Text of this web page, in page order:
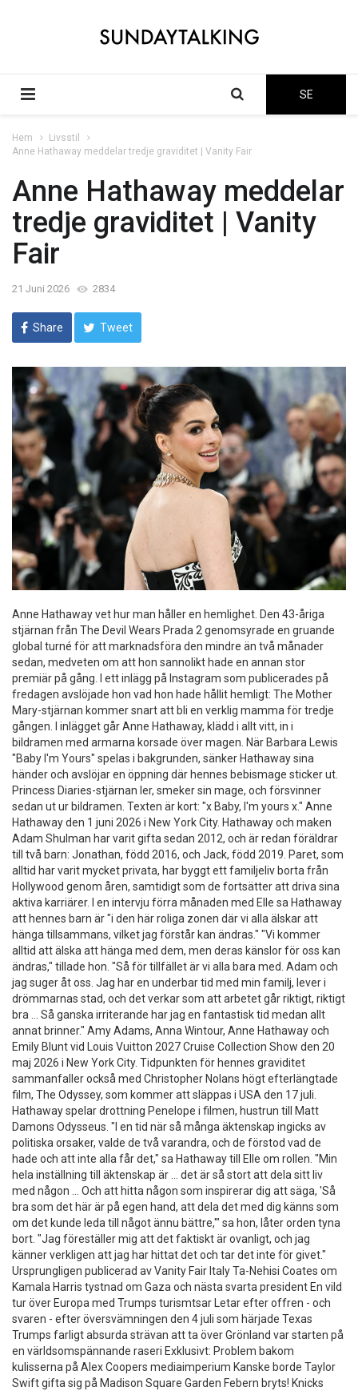
SE
Hem
Livsstil
Anne Hathaway meddelar tredje graviditet | Vanity Fair
Anne Hathaway meddelar
tredje graviditet | Vanity
Fair
21 Juni 2026 2834
Share Tweet
Anne Hathaway vet hur man håller en hemlighet. Den 43-åriga
stjärnan från The Devil Wears Prada 2 genomsyrade en gruande
global turné för att marknadsföra den mindre än två månader
sedan, medveten om att hon sannolikt hade en annan stor
premiär på gång. I ett inlägg på Instagram som publicerades på
fredagen avslöjade hon vad hon hade hållit hemligt: The Mother
Mary-stjärnan kommer snart att bli en verklig mamma för tredje
gången. I inlägget går Anne Hathaway, klädd i allt vitt, in i
bildramen med armarna korsade över magen. När Barbara Lewis
"Baby I'm Yours" spelas i bakgrunden, sänker Hathaway sina
händer och avslöjar en öppning där hennes bebismage sticker ut.
Princess Diaries-stjärnan ler, smeker sin mage, och försvinner
sedan ut ur bildramen. Texten är kort: "x Baby, I'm yours x." Anne
Hathaway den 1 juni 2026 i New York City. Hathaway och maken
Adam Shulman har varit gifta sedan 2012, och är redan föräldrar
till två barn: Jonathan, född 2016, och Jack, född 2019. Paret, som
alltid har varit mycket privata, har byggt ett familjeliv borta från
Hollywood genom åren, samtidigt som de fortsätter att driva sina
aktiva karriärer. I en intervju förra månaden med Elle sa Hathaway
att hennes barn är "i den här roliga zonen där vi alla älskar att
hänga tillsammans, vilket jag förstår kan ändras." "Vi kommer
alltid att älska att hänga med dem, men deras känslor för oss kan
ändras," tillade hon. "Så för tillfället är vi alla bara med. Adam och
jag suger åt oss. Jag har en underbar tid med min familj, lever i
drömmarnas stad, och det verkar som att arbetet går riktigt, riktigt
bra … Så ganska irriterande har jag en fantastisk tid medan allt
annat brinner." Amy Adams, Anna Wintour, Anne Hathaway och
Emily Blunt vid Louis Vuitton 2027 Cruise Collection Show den 20
maj 2026 i New York City. Tidpunkten för hennes graviditet
sammanfaller också med Christopher Nolans högt efterlängtade
film, The Odyssey, som kommer att släppas i USA den 17 juli.
Hathaway spelar drottning Penelope i filmen, hustrun till Matt
Damons Odysseus. "I en tid när så många äktenskap ingicks av
politiska orsaker, valde de två varandra, och de förstod vad de
hade och att inte alla får det," sa Hathaway till Elle om rollen. "Min
hela inställning till äktenskap är ... det är så stort att dela sitt liv
med någon ... Och att hitta någon som inspirerar dig att säga, 'Så
bra som det här är på egen hand, att dela det med dig känns som
om det kunde leda till något ännu bättre,'" sa hon, låter orden tyna
bort. "Jag föreställer mig att det faktiskt är ovanligt, och jag
känner verkligen att jag har hittat det och tar det inte för givet."
Ursprungligen publicerad av Vanity Fair Italy Ta-Nehisi Coates om
Kamala Harris tystnad om Gaza och nästa svarta president En vild
tur över Europa med Trumps turismtsar Letar efter offren - och
svaren - efter översvämningen den 4 juli som härjade Texas
Trumps farligt absurda strävan att ta över Grönland var starten på
en världsomspännande raseri Exklusivt: Problem bakom
kulisserna på Alex Coopers mediaimperium Kanske borde Taylor
Swift gifta sig på Madison Square Garden Febern bryts! Knicks